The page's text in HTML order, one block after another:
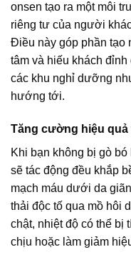
onsen tạo ra một môi
riêng tư của người
Điều này góp phần tạo
tâm và hiếu khách
các khu nghỉ dưỡng
hướng tới.
Tăng cường hiệu
Khi bạn không bị gò
sẽ tác động đều khắp
mạch máu dưới da
thải độc tố qua mồ hôi
chật, nhiệt độ có thể bị
chịu hoặc làm giảm